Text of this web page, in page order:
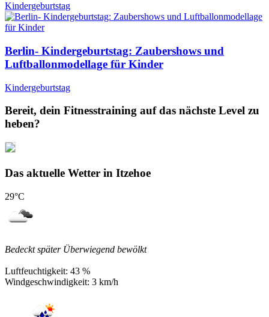
Kindergeburtstag
Berlin- Kindergeburtstag: Zaubershows und
Luftballonmodellage für Kinder
Kindergeburtstag
Bereit, dein Fitnesstraining auf das nächste Level zu
heben?
Das aktuelle Wetter in Itzehoe
29°C
Bedeckt später Überwiegend bewölkt
Luftfeuchtigkeit: 43 %
Windgeschwindigkeit: 3 km/h